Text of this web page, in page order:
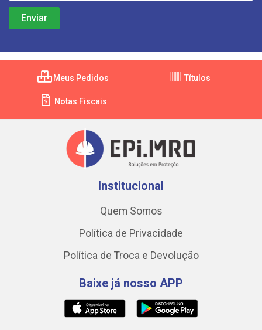
Meus Pedidos Títulos
Notas Fiscais
Institucional
Quem Somos
Política de Privacidade
Política de Troca e Devolução
Baixe já nosso APP